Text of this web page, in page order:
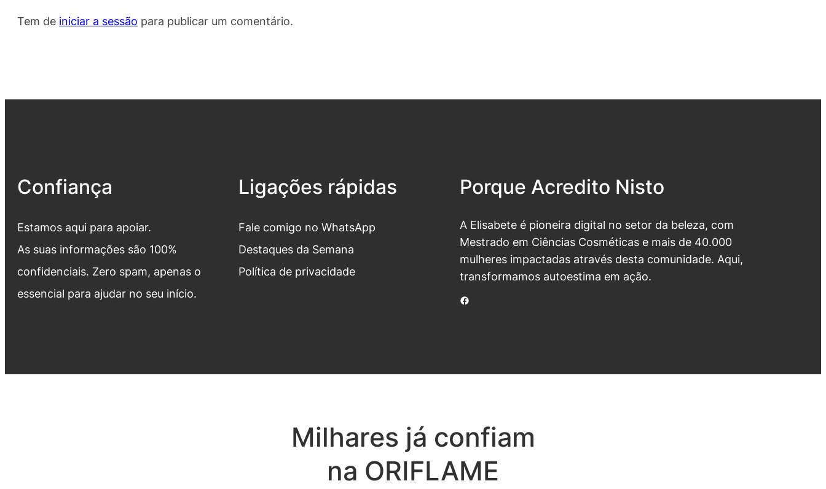
Tem de iniciar a sessão para publicar um comentário.
Confiança
Estamos aqui para apoiar.
As suas informações são 100%
confidenciais. Zero spam, apenas o
essencial para ajudar no seu início.
Ligações rápidas
Fale comigo no WhatsApp
Destaques da Semana
Política de privacidade
Porque Acredito Nisto
A Elisabete é pioneira digital no setor da beleza, com
Mestrado em Ciências Cosméticas e mais de 40.000
mulheres impactadas através desta comunidade. Aqui,
transformamos autoestima em ação.
Facebook
Milhares já confiam
na ORIFLAME